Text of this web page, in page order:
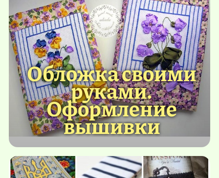
Обложка своими
руками.
Оформление
вышивки